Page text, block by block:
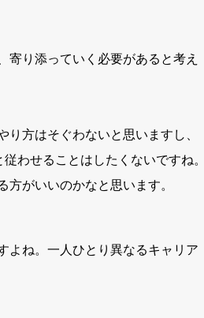
寄り添っていく必要があると考え
方はそぐわないと思いますし、
わせることはしたくないですね。
方がいいのかなと思います。
よね。一人ひとり異なるキャリア